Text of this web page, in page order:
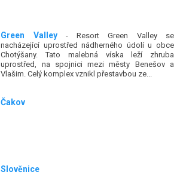
Green Valley- Resort Green Valley se
nacházející uprostřed nádherného údolí u obce
Chotýšany. Tato malebná víska leží zhruba
uprostřed, na spojnici mezi městy Benešov a
Vlašim. Celý komplex vznikl přestavbou ze...
Čakov
Slověnice